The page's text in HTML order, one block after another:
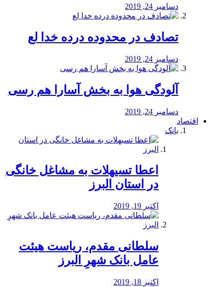
دسامبر 24, 2019
تصادف در محدوده درده خدا لع
دسامبر 24, 2019
آلودگی هوا به بخش آسارا هم رسی
دسامبر 24, 2019
اقتصاد
بانک
️اعطا تسیهلات به مشاغل خانگی
در استان البرز
اکتبر 19, 2019
سلطانی مقدم، ریاست هیئت
عامل بانک شهرِ البرز
اکتبر 18, 2019